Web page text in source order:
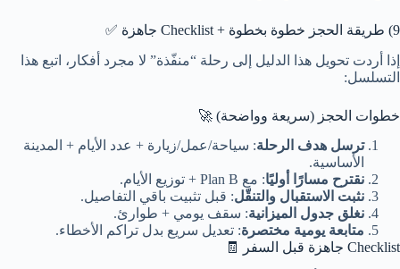
9) طريقة الحجز خطوة بخطوة + Checklist جاهزة ✅
إذا أردت تحويل هذا الدليل إلى رحلة “منفّذة” لا مجرد أفكار، اتبع هذا
التسلسل:
خطوات الحجز (سريعة وواضحة) 🚀
ترسل هدف الرحلة: سياحة/عمل/زيارة + عدد الأيام + المدينة
الأساسية.
نقترح مسارًا أوليًا: مع Plan B + توزيع الأيام.
نثبت الاستقبال والتنقّل: قبل تثبيت باقي التفاصيل.
نغلق جدول الميزانية: سقف يومي + طوارئ.
متابعة يومية مختصرة: تعديل سريع بدل تراكم الأخطاء.
Checklist جاهزة قبل السفر 🧾